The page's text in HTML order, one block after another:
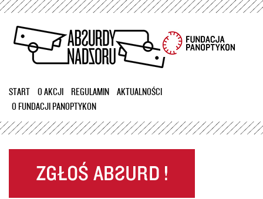
Przejdź
treści
START O AKCJI REGULAMIN
AKTUALNOŚCI
O FUNDACJI PANOPTYKON